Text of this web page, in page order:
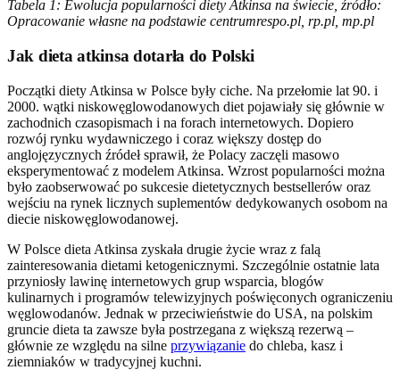
Tabela 1: Ewolucja popularności diety Atkinsa na świecie, źródło:
Opracowanie własne na podstawie centrumrespo.pl, rp.pl, mp.pl
Jak dieta atkinsa dotarła do Polski
Początki diety Atkinsa w Polsce były ciche. Na przełomie lat 90. i
2000. wątki niskowęglowodanowych diet pojawiały się głównie w
zachodnich czasopismach i na forach internetowych. Dopiero
rozwój rynku wydawniczego i coraz większy dostęp do
anglojęzycznych źródeł sprawił, że Polacy zaczęli masowo
eksperymentować z modelem Atkinsa. Wzrost popularności można
było zaobserwować po sukcesie dietetycznych bestsellerów oraz
wejściu na rynek licznych suplementów dedykowanych osobom na
diecie niskowęglowodanowej.
W Polsce dieta Atkinsa zyskała drugie życie wraz z falą
zainteresowania dietami ketogenicznymi. Szczególnie ostatnie lata
przyniosły lawinę internetowych grup wsparcia, blogów
kulinarnych i programów telewizyjnych poświęconych ograniczeniu
węglowodanów. Jednak w przeciwieństwie do USA, na polskim
gruncie dieta ta zawsze była postrzegana z większą rezerwą –
głównie ze względu na silne przywiązanie do chleba, kasz i
ziemniaków w tradycyjnej kuchni.